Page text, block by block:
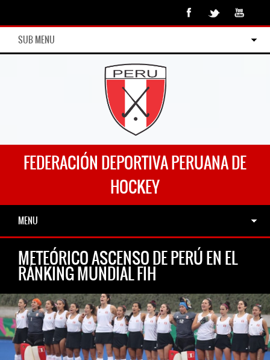
SUB MENU
FEDERACIÓN DEPORTIVA PERUANA DE
HOCKEY
MENU
METEÓRICO ASCENSO DE PERÚ EN EL
RÁNKING MUNDIAL FIH